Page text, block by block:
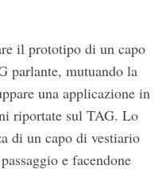
il prototipo di un capo
parlante, mutuando la
una applicazione in
riportate sul TAG. Lo
di un capo di vestiario
e facendone